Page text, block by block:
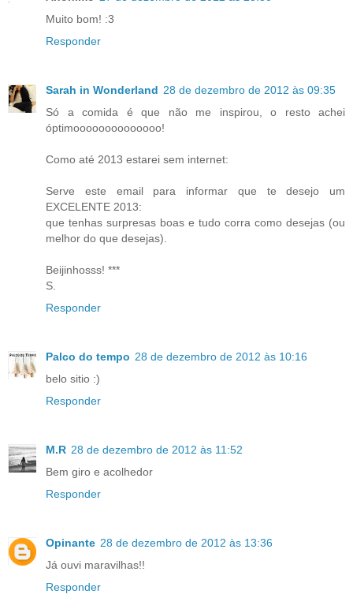
Muito bom! :3
Responder
Sarah in Wonderland 28 de dezembro de 2012 às 09:35
Só a comida é que não me inspirou, o resto achei
óptimoooooooooooooo!
Como até 2013 estarei sem internet:
Serve este email para informar que te desejo um
EXCELENTE 2013:
que tenhas surpresas boas e tudo corra como desejas (ou
melhor do que desejas).
Beijinhosss! ***
S.
Responder
Palco do tempo 28 de dezembro de 2012 às 10:16
belo sitio :)
Responder
M.R 28 de dezembro de 2012 às 11:52
Bem giro e acolhedor
Responder
Opinante 28 de dezembro de 2012 às 13:36
Já ouvi maravilhas!!
Responder